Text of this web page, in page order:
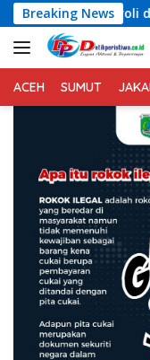
Langsung
ke
konten
Breaking News
di Wilayah Kec.
ACEH SUMUT